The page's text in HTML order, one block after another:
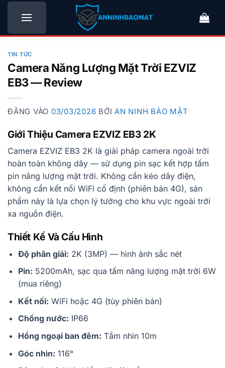
Bỏ
nội
TIN TỨC
Camera Năng Lượng Mặt Trời EZVIZ
EB3 — Review
ĐĂNG VÀO 03/03/2026 BỞI AN NINH BẢO MẬT
Giới Thiệu Camera EZVIZ EB3 2K
Camera EZVIZ EB3 2K là giải pháp camera ngoài trời
hoàn toàn không dây — sử dụng pin sạc kết hợp tấm
pin năng lượng mặt trời. Không cần kéo dây điện,
không cần kết nối WiFi cố định (phiên bản 4G), sản
phẩm này là lựa chọn lý tưởng cho khu vực ngoài trời
xa nguồn điện.
Thiết Kế Và Cấu Hình
Độ phân giải: 2K (3MP) — hình ảnh sắc nét
Pin: 5200mAh, sạc qua tấm năng lượng mặt trời 6W
(mua riêng)
Kết nối: WiFi hoặc 4G (tùy phiên bản)
Chống nước: IP66
Hồng ngoại ban đêm: Tầm nhìn 10m
Góc nhìn: 116°